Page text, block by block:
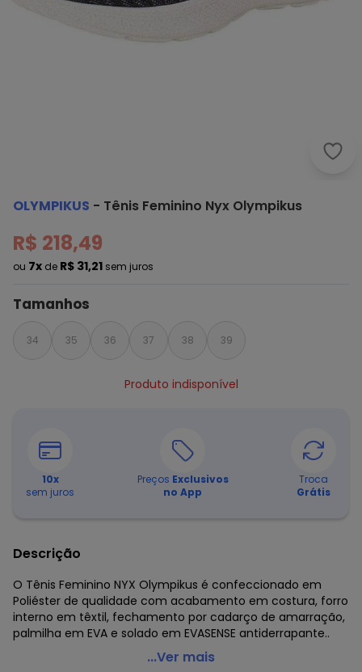
OLYMPIKUS - Tênis Feminino Nyx Olympikus
R$ 218,49
ou 7x de R$ 31,21 sem juros
Tamanhos
34 35 36 37 38 39
Produto indisponível
10x
sem juros
Preços Exclusivos
no App
Troca
Grátis
Descrição
O Tênis Feminino NYX Olympikus é confeccionado em
Poliéster de qualidade com acabamento em costura, forro
interno em têxtil, fechamento por cadarço de amarração,
palmilha em EVA e solado em EVASENSE antiderrapante..
Olympikus - Tênis Feminino Nyx Olympikus - 228 -
...Ver mais